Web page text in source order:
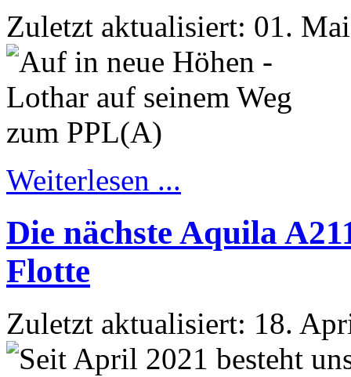
Zuletzt aktualisiert: 01.
Weiterlesen ...
Die nächste Aquila
Flotte
Zuletzt aktualisiert: 18.